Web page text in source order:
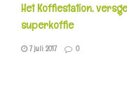
Het Koffiestation,
superkoffie
7 juli 2017 0